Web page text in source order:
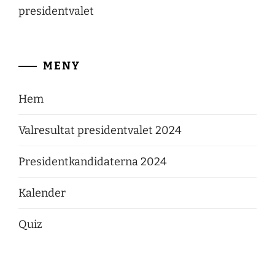
presidentvalet
MENY
Hem
Valresultat presidentvalet 2024
Presidentkandidaterna 2024
Kalender
Quiz